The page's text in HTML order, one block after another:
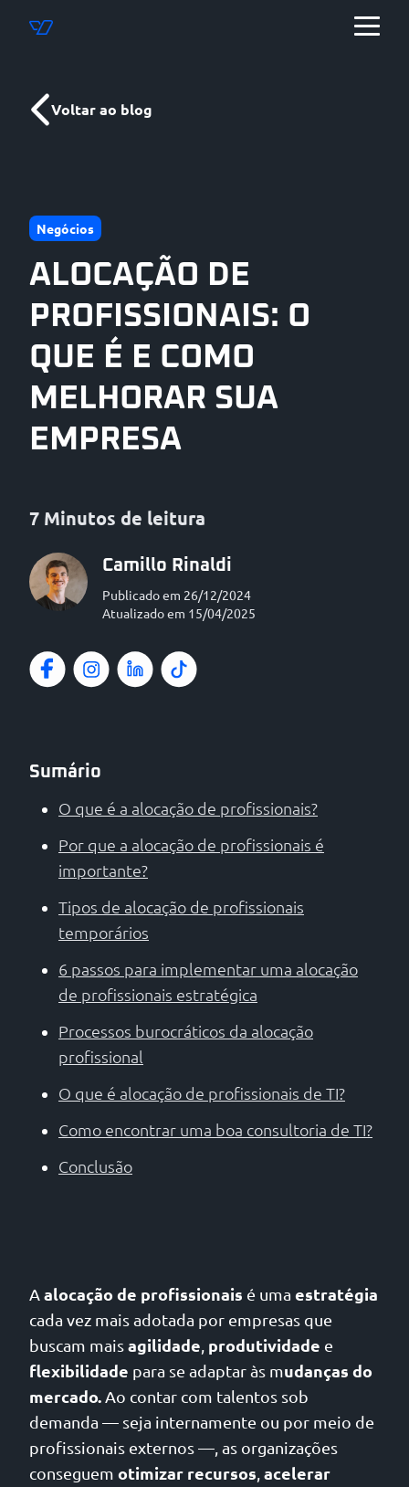
Voltar ao blog
Negócios
ALOCAÇÃO DE
PROFISSIONAIS: O
QUE É E COMO
MELHORAR SUA
EMPRESA
7 Minutos de leitura
Camillo Rinaldi
Publicado em 26/12/2024
Atualizado em 15/04/2025
Sumário
O que é a alocação de profissionais?
Por que a alocação de profissionais é
importante?
Tipos de alocação de profissionais
temporários
6 passos para implementar uma alocação
de profissionais estratégica
Processos burocráticos da alocação
profissional
O que é alocação de profissionais de TI?
Como encontrar uma boa consultoria de TI?
Conclusão
Aalocação de profissionais é uma estratégia
cada vez mais adotada por empresas que
buscam maisagilidade, produtividade e
flexibilidade para se adaptar às mudanças do
mercado.Ao contar com talentos sob
demanda — seja internamente ou por meio de
profissionais externos —, as organizações
conseguem otimizar recursos,acelerar